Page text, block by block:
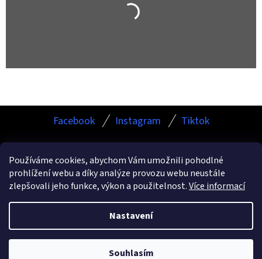
Používáme cookies, abychom Vám umožnili pohodlné
prohlížení webu a díky analýze provozu webu neustále
zlepšovali jeho funkce, výkon a použitelnost.Více informací
Nastavení
Souhlasím
P
Facebook Instagram Tiktok
FacebookInstagramTikTok
Vytvořil Shoptet
Copyright 2026ESHOP.KAMURCLEANING.CZ. Všechna